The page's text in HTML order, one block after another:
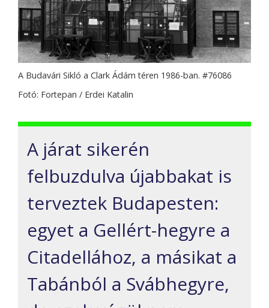
A Budavári Sikló a Clark Ádám téren 1986-ban. #76086
Fotó: Fortepan / Erdei Katalin
A járat sikerén
felbuzdulva újabbakat is
terveztek Budapesten:
egyet a Gellért-hegyre a
Citadellához, a másikat a
Tabánból a Svábhegyre,